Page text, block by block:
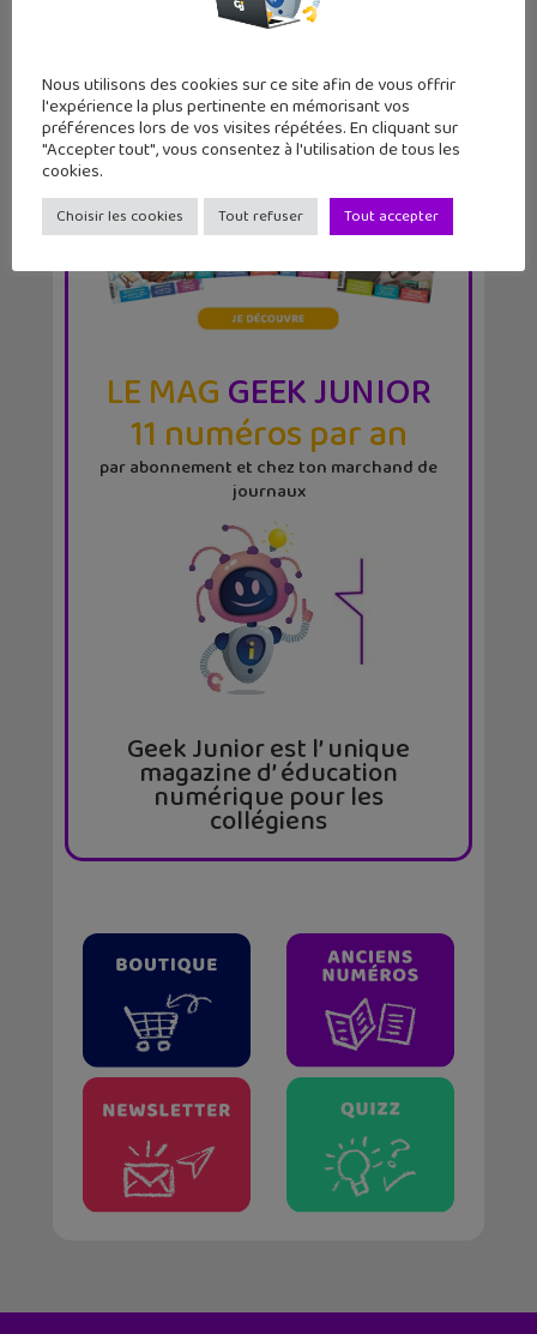
LE MAGGEEK JUNIOR
11 numéros par an
par abonnement et chez ton marchand de
journaux
Geek Junior est l’ unique
magazine d’ éducation
numérique pour les
collégiens
Nous utilisons des cookies sur ce site afin de vous offrir
l'expérience la plus pertinente en mémorisant vos
préférences lors de vos visites répétées. En cliquant sur
"Accepter tout", vous consentez à l'utilisation de tous les
cookies.
Choisir les cookies Tout refuser Tout accepter